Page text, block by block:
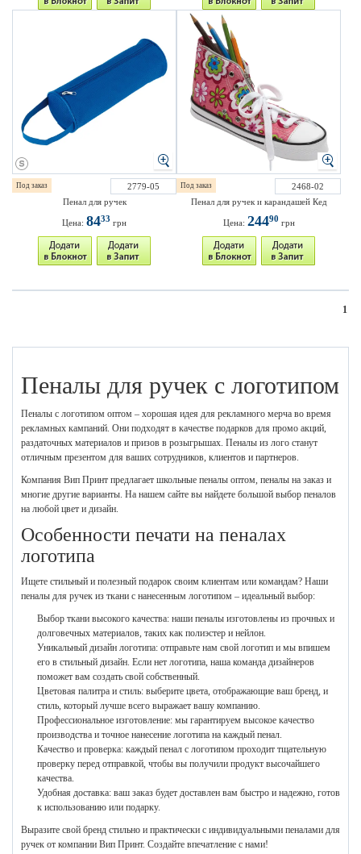
Под заказ
2779-05
Пенал для ручек
Цена: 8433 грн
Под заказ
2468-02
Пенал для ручек и карандашей Кед
Цена: 24490 грн
1
Пеналы для ручек с логотипом
Пеналы с логотипом оптом – хорошая идея для рекламного мерча во время
рекламных кампаний. Они подходят в качестве подарков для промо акций,
раздаточных материалов и призов в розыгрышах. Пеналы из лого станут
отличным презентом для ваших сотрудников, клиентов и партнеров.
Компания Вип Принт предлагает школьные пеналы оптом, пеналы на заказ и
многие другие варианты. На нашем сайте вы найдете большой выбор пеналов
на любой цвет и дизайн.
Особенности печати на пеналах
логотипа
Ищете стильный и полезный подарок своим клиентам или командам? Наши
пеналы для ручек из ткани с нанесенным логотипом – идеальный выбор:
Выбор ткани высокого качества: наши пеналы изготовлены из прочных и
долговечных материалов, таких как полиэстер и нейлон.
Уникальный дизайн логотипа: отправьте нам свой логотип и мы впишем
его в стильный дизайн. Если нет логотипа, наша команда дизайнеров
поможет вам создать свой собственный.
Цветовая палитра и стиль: выберите цвета, отображающие ваш бренд, и
стиль, который лучше всего выражает вашу компанию.
Профессиональное изготовление: мы гарантируем высокое качество
производства и точное нанесение логотипа на каждый пенал.
Качество и проверка: каждый пенал с логотипом проходит тщательную
проверку перед отправкой, чтобы вы получили продукт высочайшего
качества.
Удобная доставка: ваш заказ будет доставлен вам быстро и надежно, готов
к использованию или подарку.
Выразите свой бренд стильно и практически с индивидуальными пеналами для
ручек от компании Вип Принт. Создайте впечатление с нами!